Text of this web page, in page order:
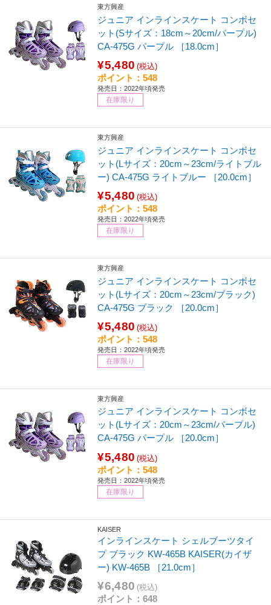
東方興産
ジュニア インラインスケート コンボセ
ット(Sサイズ：18cm～20cm/パープル)
CA-475G パープル ［18.0cm］
¥5,480 (税込)
ポイント：548
発売日：2022年頃発売
在庫限り
東方興産
ジュニア インラインスケート コンボセ
ット(Lサイズ：20cm～23cm/ライトブル
ー) CA-475G ライトブルー ［20.0cm］
¥5,480 (税込)
ポイント：548
発売日：2022年頃発売
在庫限り
東方興産
ジュニア インラインスケート コンボセ
ット(Lサイズ：20cm～23cm/ブラック)
CA-475G ブラック ［20.0cm］
¥5,480 (税込)
ポイント：548
発売日：2022年頃発売
在庫限り
東方興産
ジュニア インラインスケート コンボセ
ット(Lサイズ：20cm～23cm/パープル)
CA-475G パープル ［20.0cm］
¥5,480 (税込)
ポイント：548
発売日：2022年頃発売
在庫限り
KAISER
インラインスケート シェルブーツタイ
プ ブラック KW-465B KAISER(カイザ
ー) KW-465B ［21.0cm］
¥6,480 (税込)
ポイント：648